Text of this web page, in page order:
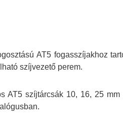
AT5 fogasszíjakhoz
szíjvezető perem.
AT5 szíjtárcsák 10, 16, 25